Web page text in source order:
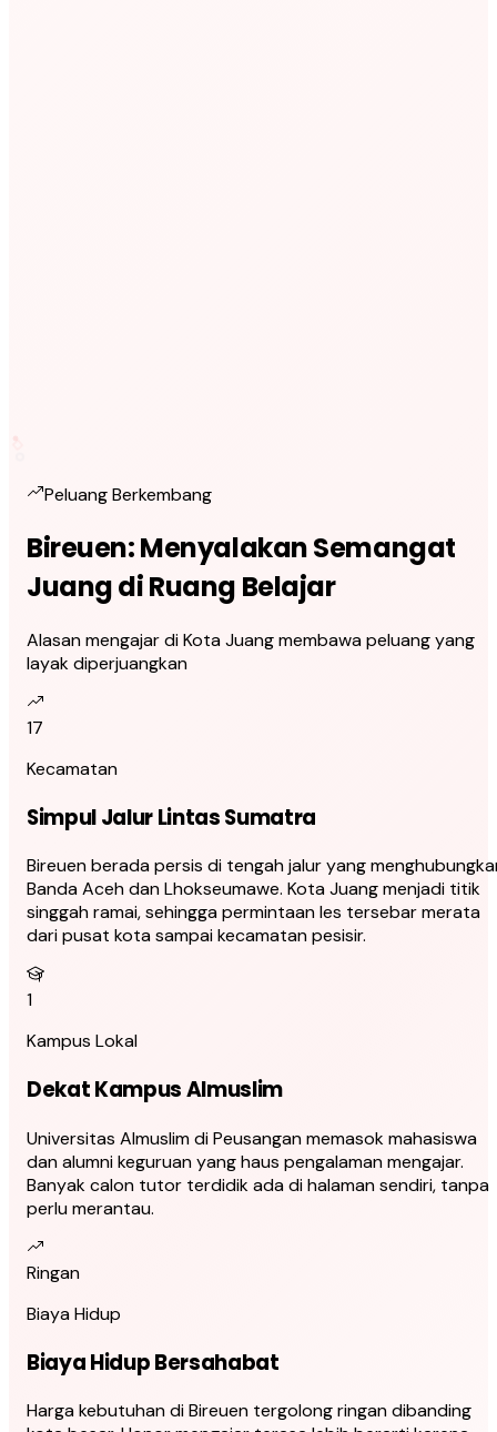
Peluang Berkembang
Bireuen: Menyalakan Semangat
Juang di Ruang Belajar
Alasan mengajar di Kota Juang membawa peluang yang
layak diperjuangkan
17
Kecamatan
Simpul Jalur Lintas Sumatra
Bireuen berada persis di tengah jalur yang
Banda Aceh dan Lhokseumawe. Kota Juang menjadi titik
singgah ramai, sehingga permintaan les tersebar merata
dari pusat kota sampai kecamatan pesisir.
1
Kampus Lokal
Dekat Kampus Almuslim
Universitas Almuslim di Peusangan memasok mahasiswa
dan alumni keguruan yang haus pengalaman mengajar.
Banyak calon tutor terdidik ada di halaman sendiri, tanpa
perlu merantau.
Ringan
Biaya Hidup
Biaya Hidup Bersahabat
Harga kebutuhan di Bireuen tergolong ringan dibanding